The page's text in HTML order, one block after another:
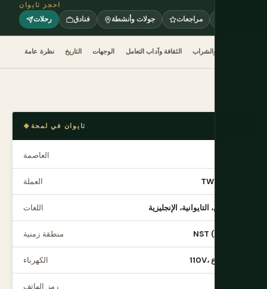
احجز تايوان
رحلات فنادق جولات وأنشطة مراجعات
نظرة عامة التاريخ الوجهات الثقافة وآداب التعامل الطعام والشراب
تايوان في لمحة
العاصمة
العملة TWD (NT$)
اللغات الماندرين، التايوانية، الإنجليزية
منطقة زمنية NST (UTC+8)
الكهرباء
رمز الهاتف